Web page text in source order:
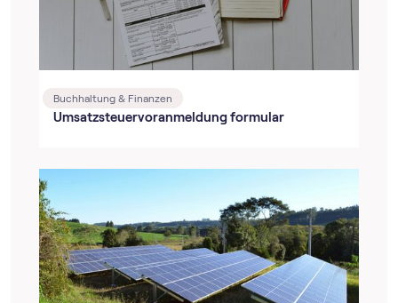
Buchhaltung & Finanzen
Umsatz­steuer­voranmeldung formular